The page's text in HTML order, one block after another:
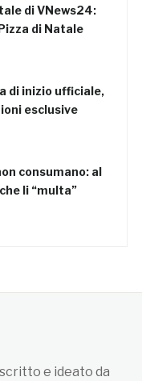
di VNews24:
di Natale
di inizio ufficiale,
esclusive
consumano: al
li “multa”
e ideato da